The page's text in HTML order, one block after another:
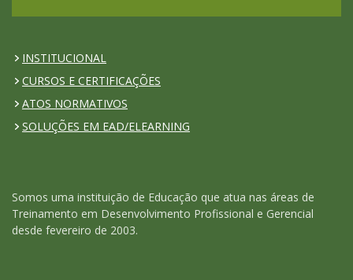
INSTITUCIONAL
CURSOS E CERTIFICAÇÕES
ATOS NORMATIVOS
SOLUÇÕES EM EAD/ELEARNING
Somos uma instituição de Educação que atua nas áreas de
Treinamento em Desenvolvimento Profissional e Gerencial
desde fevereiro de 2003.